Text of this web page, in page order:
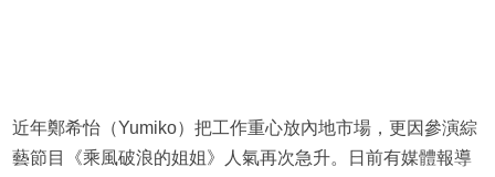
近年鄭希怡（Yumiko）把工作重心放內地市場，更因參演綜
藝節目《乘風破浪的姐姐》人氣再次急升。日前有媒體報導